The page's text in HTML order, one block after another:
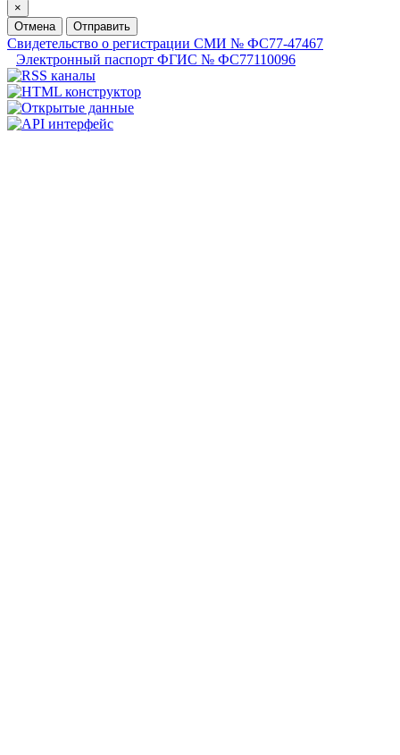
×
Отмена
Отправить
Свидетельство о регистрации СМИ № ФС77-47467
Электронный паспорт ФГИС № ФС77110096